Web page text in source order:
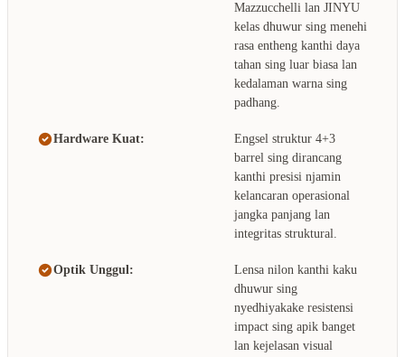
Mazzucchelli lan JINYU
kelas dhuwur sing menehi
rasa entheng kanthi daya
tahan sing luar biasa lan
kedalaman warna sing
padhang.
Hardware Kuat:
Engsel struktur 4+3
barrel sing dirancang
kanthi presisi njamin
kelancaran operasional
jangka panjang lan
integritas struktural.
Optik Unggul:
Lensa nilon kanthi kaku
dhuwur sing
nyedhiyakake resistensi
impact sing apik banget
lan kejelasan visual